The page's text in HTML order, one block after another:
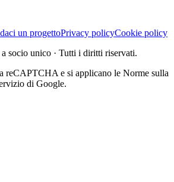
un progettoPrivacy policyCookie policy
socio unico · Tutti i diritti riservati.
reCAPTCHA e si applicano le Norme sulla
di Google.